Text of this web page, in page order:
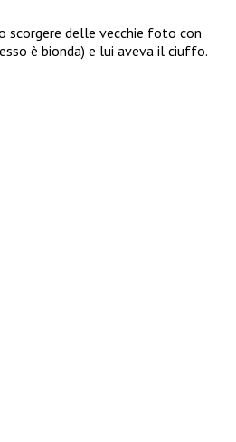
scorgere delle vecchie foto con
è bionda) e lui aveva il ciuffo.